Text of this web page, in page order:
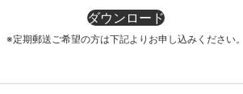
ダウンロード
※定期郵送ご希望の方は下記よりお申し込みください。